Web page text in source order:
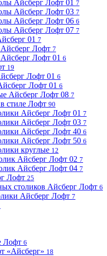
Айсберг Лофт 01 7
Айсберг Лофт 03 7
Айсберг Лофт 06 6
Айсберг Лофт 07 7
01 7
Лофт 7
Лофт 01 6
19
Лофт 01 6
Лофт 01 6
Айсберг Лофт 08 7
стиле Лофт 90
Айсберг Лофт 01 7
Айсберг Лофт 03 7
Айсберг Лофт 40 6
Айсберг Лофт 50 6
круглые 12
Айсберг Лофт 02 7
Айсберг Лофт 04 7
Лофт 25
столиков Айсберг Лофт 6
Айсберг Лофт 7
Лофт 6
«Айсберг» 18